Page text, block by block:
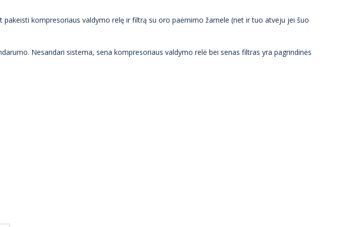
kompresoriaus valdymo relę ir filtrą su oro paėmimo žarnele (net ir tuo atveju jei šuo
Nesandari sistema, sena kompresoriaus valdymo relė bei senas filtras yra pagrindinės